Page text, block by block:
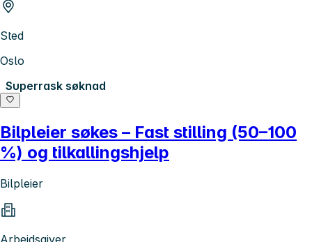
Sted
Oslo
Superrask søknad
Bilpleier søkes – Fast stilling (50–100
%) og tilkallingshjelp
Bilpleier